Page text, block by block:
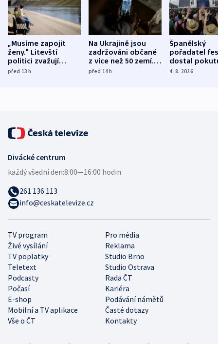
„Musíme zapojit
ženy.“ Litevští
politici zvažují
dohodu o
před 13h
Na Ukrajině jsou
zadržováni občané
z více než 50 zemí.
Bojovali na straně
před 14h
Španělský
pořadatel
dostal
nekalé
4. 8. 2026
TV program
Pro média
Živé vysílání
Reklama
TV poplatky
Studio Brno
Teletext
Studio Ostrava
Podcasty
Rada ČT
Počasí
Kariéra
E-shop
Podávání námětů
Mobilní a TV aplikace
Časté dotazy
Vše o ČT
Kontakty
Divácké centrum
každý všední den:8:00—16:00 hodin
261 136 113
info@ceskatelevize.cz